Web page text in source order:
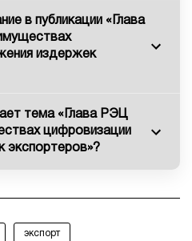
в публикации «Глава
издержек
тема «Глава РЭЦ
цифровизации
экспортеров»?
экспорт